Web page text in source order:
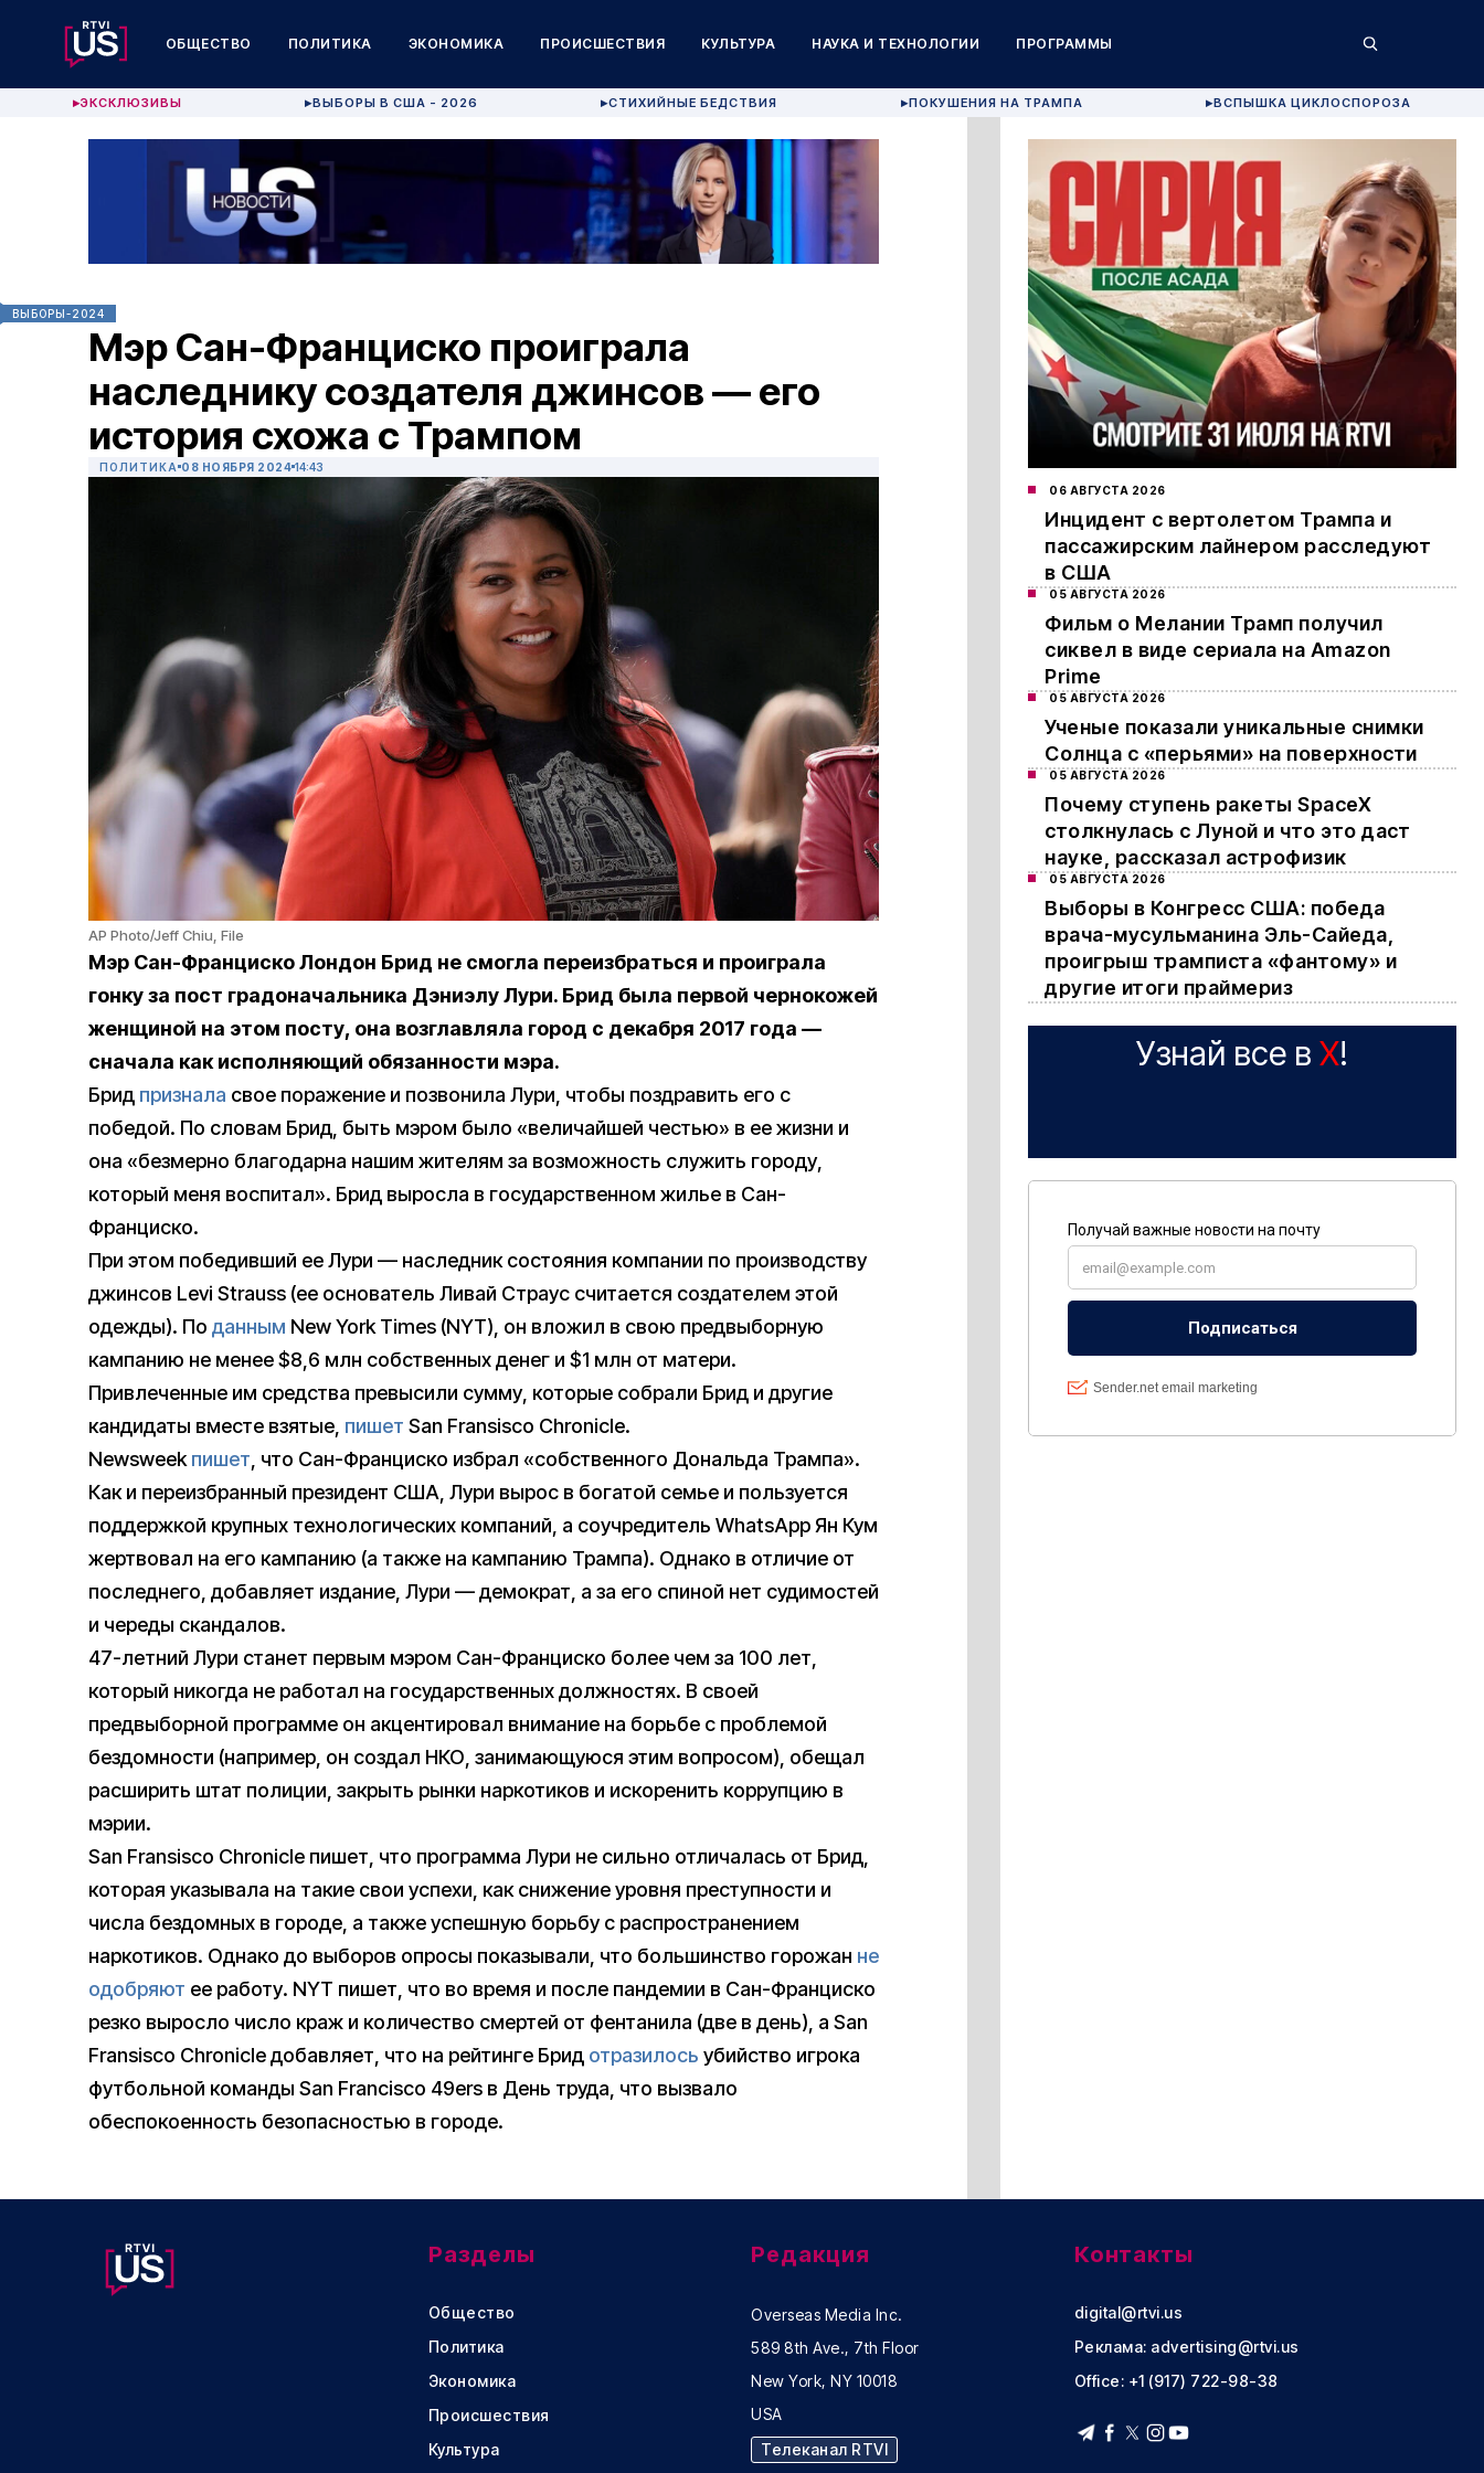
ОБЩЕСТВО ПОЛИТИКА ЭКОНОМИКА ПРОИСШЕСТВИЯ КУЛЬТУРА НАУКА И ТЕХНОЛОГИИ ПРОГРАММЫ
▶ЭКСКЛЮЗИВЫ ▶ВЫБОРЫ В США - 2026 ▶СТИХИЙНЫЕ БЕДСТВИЯ ▶ПОКУШЕНИЯ НА ТРАМПА ▶ВСПЫШКА ЦИКЛОСПОРОЗА
ВЫБОРЫ-2024
Мэр Сан-Франциско проиграла
наследнику создателя джинсов — его
история схожа с Трампом
ПОЛИТИКА 08 НОЯБРЯ 2024 14:43
AP Photo/Jeff Chiu, File
Мэр Сан-Франциско Лондон Брид не смогла переизбраться и проиграла
гонку за пост градоначальника Дэниэлу Лури. Брид была первой чернокожей
женщиной на этом посту, она возглавляла город с декабря 2017 года —
сначала как исполняющий обязанности мэра.
Брид признала свое поражение и позвонила Лури, чтобы поздравить его с
победой. По словам Брид, быть мэром было «величайшей честью» в ее жизни и
она «безмерно благодарна нашим жителям за возможность служить городу,
который меня воспитал». Брид выросла в государственном жилье в Сан-
Франциско.
При этом победивший ее Лури — наследник состояния компании по производству
джинсов Levi Strauss (ее основатель Ливай Страус считается создателем этой
одежды). По данным New York Times (NYT), он вложил в свою предвыборную
кампанию не менее $8,6 млн собственных денег и $1 млн от матери.
Привлеченные им средства превысили сумму, которые собрали Брид и другие
кандидаты вместе взятые, пишет San Fransisco Chronicle.
Newsweekпишет, что Сан-Франциско избрал «собственного Дональда Трампа».
Как и переизбранный президент США, Лури вырос в богатой семье и пользуется
поддержкой крупных технологических компаний, а соучредитель WhatsApp Ян Кум
жертвовал на его кампанию (а также на кампанию Трампа). Однако в отличие от
последнего, добавляет издание, Лури — демократ, а за его спиной нет судимостей
и череды скандалов.
47-летний Лури станет первым мэром Сан-Франциско более чем за 100 лет,
который никогда не работал на государственных должностях. В своей
предвыборной программе он акцентировал внимание на борьбе с проблемой
бездомности (например, он создал НКО, занимающуюся этим вопросом), обещал
расширить штат полиции, закрыть рынки наркотиков и искоренить коррупцию в
мэрии.
San Fransisco Chronicle пишет, что программа Лури не сильно отличалась от Брид,
которая указывала на такие свои успехи, как снижение уровня преступности и
числа бездомных в городе, а также успешную борьбу с распространением
наркотиков. Однако до выборов опросы показывали, что большинство горожан не
одобряют ее работу. NYT пишет, что во время и после пандемии в Сан-Франциско
резко выросло число краж и количество смертей от фентанила (две в день), а San
Fransisco Chronicle добавляет, что на рейтинге Брид отразилось убийство игрока
футбольной команды San Francisco 49ers в День труда, что вызвало
обеспокоенность безопасностью в городе.
06 АВГУСТА 2026
Инцидент с вертолетом Трампа и
пассажирским лайнером расследуют
в США
05 АВГУСТА 2026
Фильм о Мелании Трамп получил
сиквел в виде сериала на Amazon
Prime
05 АВГУСТА 2026
Ученые показали уникальные снимки
Солнца с «перьями» на поверхности
05 АВГУСТА 2026
Почему ступень ракеты SpaceX
столкнулась с Луной и что это даст
науке, рассказал астрофизик
05 АВГУСТА 2026
Выборы в Конгресс США: победа
врача-мусульманина Эль-Сайеда,
проигрыш трамписта «фантому» и
другие итоги праймериз
Узнай все в X!
Разделы
Общество
Политика
Экономика
Происшествия
Культура
Редакция
Overseas Media Inc.
589 8th Ave., 7th Floor
New York, NY 10018
USA
Телеканал RTVI
Контакты
digital@rtvi.us
Реклама: advertising@rtvi.us
Office: +1 (917) 722-98-38